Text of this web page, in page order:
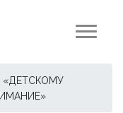
«ДЕТСКОМУ